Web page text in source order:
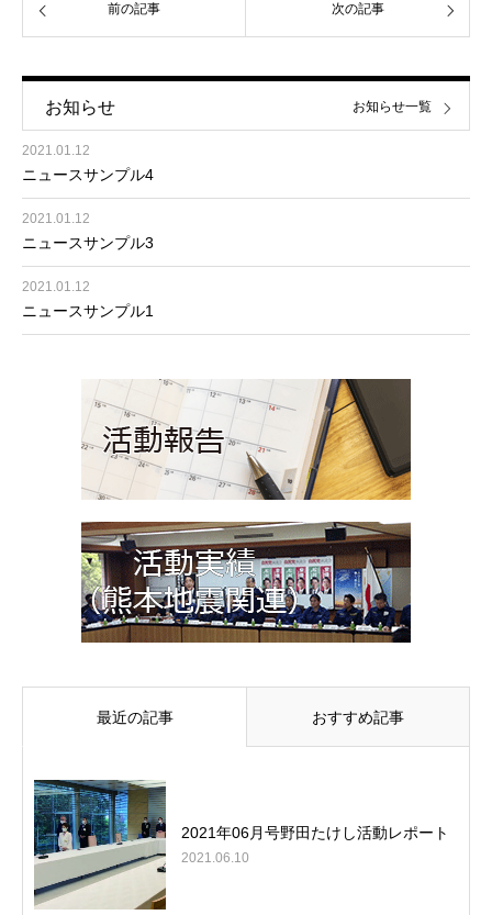
前の記事 次の記事
お知らせ
2021.01.12
ニュースサンプル4
2021.01.12
ニュースサンプル3
2021.01.12
ニュースサンプル1
お知らせ一覧
最近の記事 おすすめ記事
2021年06月号野田たけし活動レポート
2021.06.10